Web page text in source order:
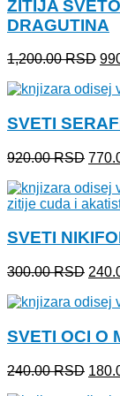
ŽITIJA
DRAGUTINA
1,200.00RSD
je
SVETI
920.00RSD
je
bila:
SVETI
300.00RSD
je
SVETI OCI O
240.00RSD